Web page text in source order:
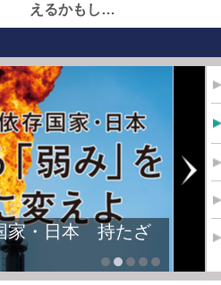
えるかもし…
家・日本 持たざ